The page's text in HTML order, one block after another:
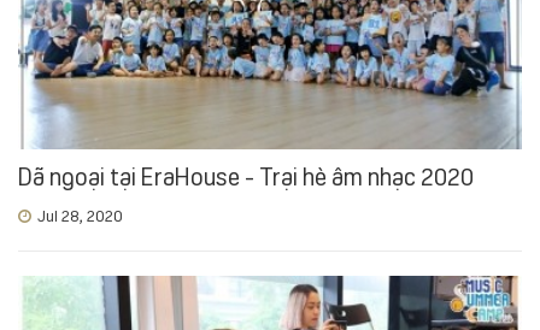
Dã ngoại tại EraHouse - Trại hè âm nhạc 2020
Jul 28, 2020